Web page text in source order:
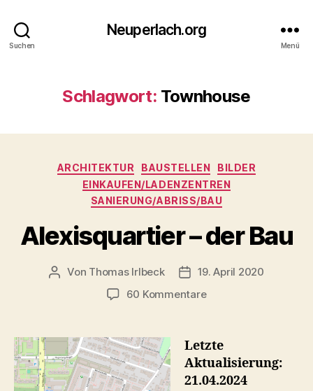
Suchen
Neuperlach.org
Menü
Schlagwort: Townhouse
Kategorien
ARCHITEKTUR BAUSTELLEN
BILDER
EINKAUFEN/LADENZENTREN
SANIERUNG/ABRISS/BAU
Alexisquartier – der Bau
Beitragsautor
Von Thomas Irlbeck Veröffentlichungsdatum
19. April 2020
60 Kommentarezu
der
Bau
Letzte
Aktualisierung:
21.04.2024